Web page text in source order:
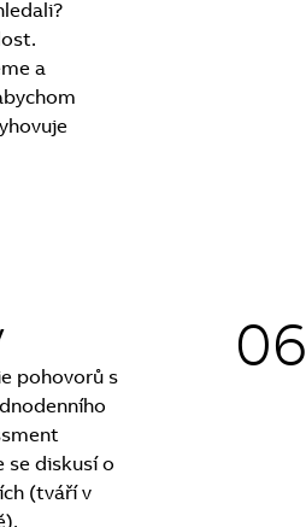
a
pohovorů s
se diskusí o
(tváří v
06